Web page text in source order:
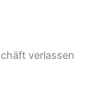
verlassen